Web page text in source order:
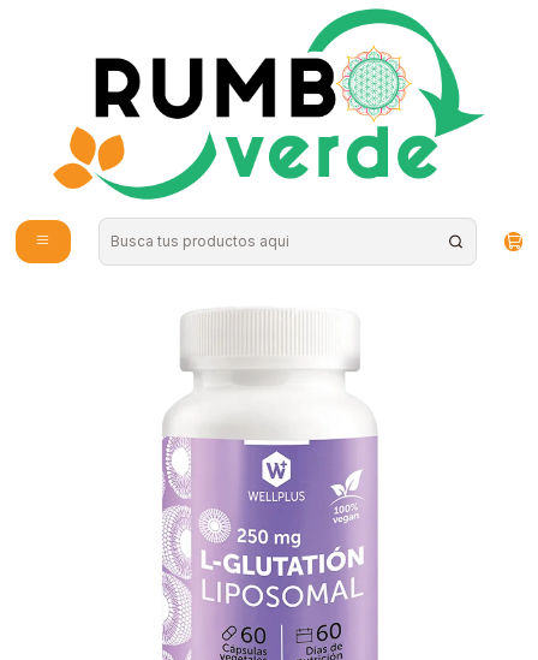
Envío gratis por compras sobre los 59.990 en la provincia de Santiago
Nutrición Deportiva
L-Glutatión Liposomal 60 cápsulas Wellplus